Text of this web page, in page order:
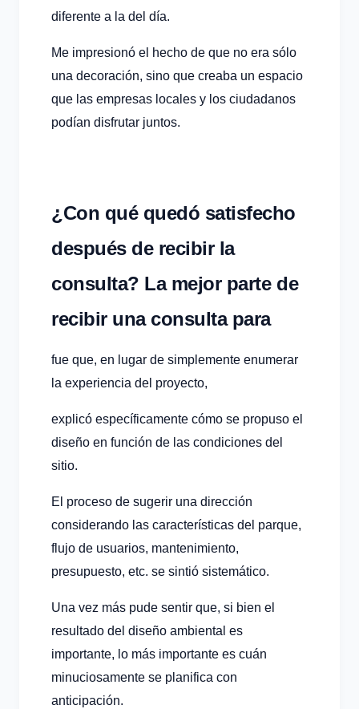
diferente a la del día.
Me impresionó el hecho de que no era sólo
una decoración, sino que creaba un espacio
que las empresas locales y los ciudadanos
podían disfrutar juntos.
¿Con qué quedó satisfecho
después de recibir la
consulta? La mejor parte de
recibir una consulta para
fue que, en lugar de simplemente enumerar
la experiencia del proyecto,
explicó específicamente cómo se propuso el
diseño en función de las condiciones del
sitio.
El proceso de sugerir una dirección
considerando las características del parque,
flujo de usuarios, mantenimiento,
presupuesto, etc. se sintió sistemático.
Una vez más pude sentir que, si bien el
resultado del diseño ambiental es
importante, lo más importante es cuán
minuciosamente se planifica con
anticipación.